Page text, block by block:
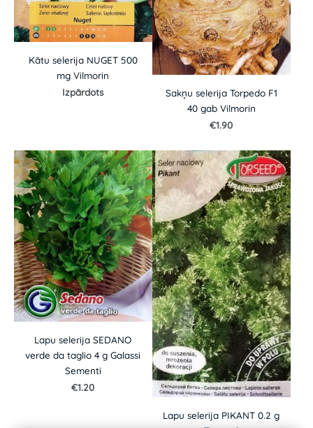
Kātu selerija NUGET 500
mg Vilmorin
Izpārdots
Sakņu selerija Torpedo F1
40 gab Vilmorin
€1.90
Lapu selerija SEDANO
verde da taglio 4 g Galassi
Sementi
€1.20
Lapu selerija PIKANT 0.2 g